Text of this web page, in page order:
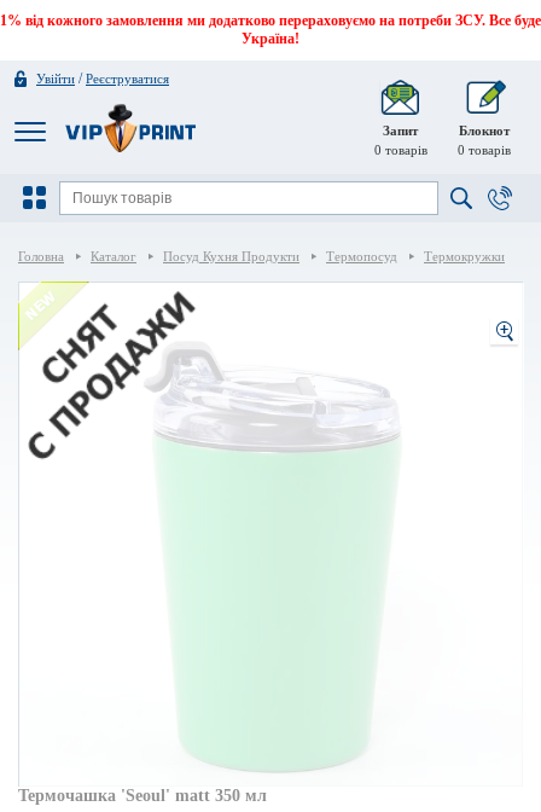
1% від кожного замовлення ми додатково перераховуємо на потреби ЗСУ. Все буде
Україна!
Увійти /Реєструватися
Запит
0 товарів
Блокнот
0 товарів
Головна Каталог Посуд Кухня Продукти Термопосуд Термокружки
Термочашка 'Seoul' matt 350 мл